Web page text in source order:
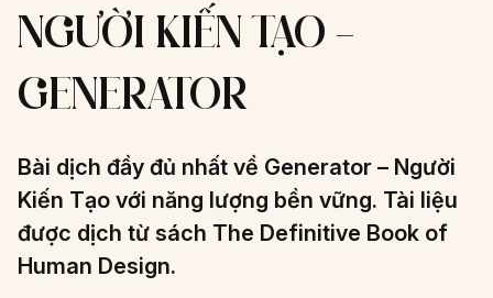
NGƯỜI KIẾN TẠO –
GENERATOR
Bài dịch đầy đủ nhất về Generator – Người
Kiến Tạo với năng lượng bền vững. Tài liệu
được dịch từ sách The Definitive Book of
Human Design.